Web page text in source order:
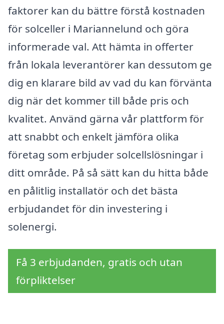
faktorer kan du bättre förstå kostnaden
för solceller i Mariannelund och göra
informerade val. Att hämta in offerter
från lokala leverantörer kan dessutom ge
dig en klarare bild av vad du kan förvänta
dig när det kommer till både pris och
kvalitet. Använd gärna vår plattform för
att snabbt och enkelt jämföra olika
företag som erbjuder solcellslösningar i
ditt område. På så sätt kan du hitta både
en pålitlig installatör och det bästa
erbjudandet för din investering i
solenergi.
Få 3 erbjudanden, gratis och utan
förpliktelser